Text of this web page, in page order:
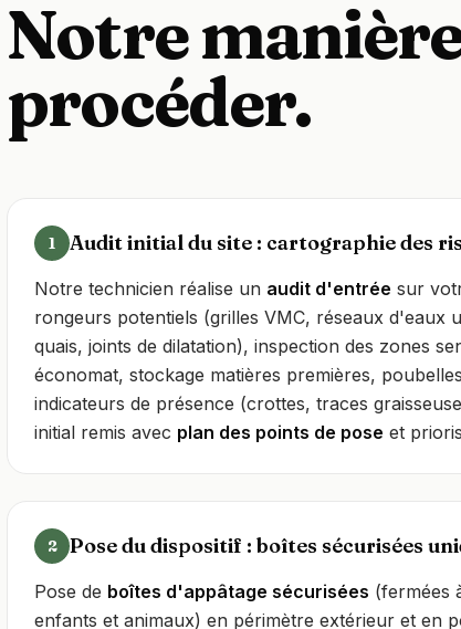
Notre
procéder.
1 Audit initial du site : cartographie des
Notre technicien réalise un audit d'entrée sur
rongeurs potentiels (grilles VMC, réseaux d'eaux
quais, joints de dilatation), inspection des zones
économat, stockage matières premières,
indicateurs de présence (crottes, traces
initial remis avec plan des points de pose et
2 Pose du dispositif : boîtes sécurisées
Pose de boîtes d'appâtage sécurisées (fermées
enfants et animaux) en périmètre extérieur et en